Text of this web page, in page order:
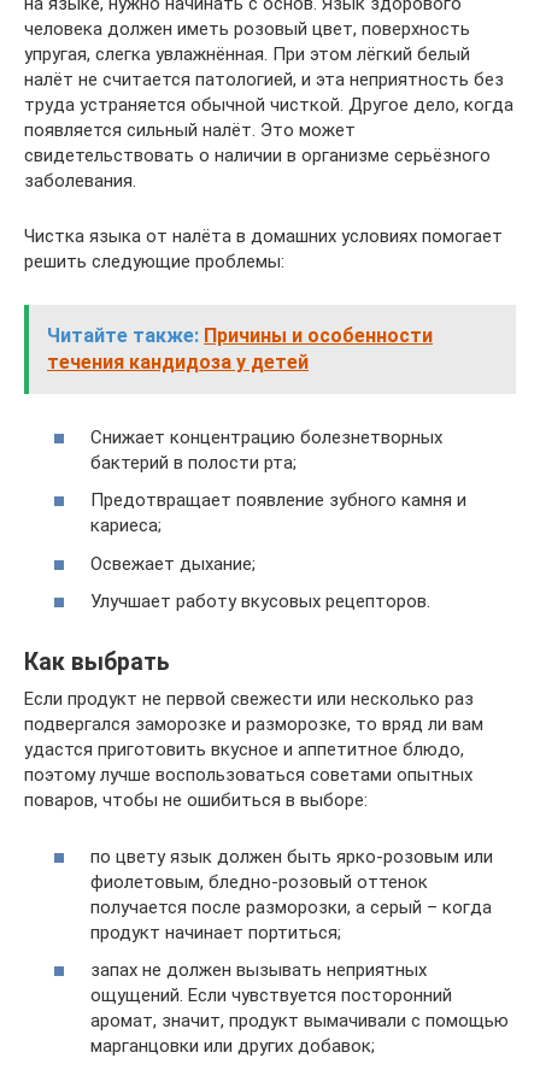
человека должен иметь розовый цвет, поверхность
упругая, слегка увлажнённая. При этом лёгкий белый
налёт не считается патологией, и эта неприятность без
труда устраняется обычной чисткой. Другое дело, когда
появляется сильный налёт. Это может
свидетельствовать о наличии в организме серьёзного
заболевания.
Чистка языка от налёта в домашних условиях помогает
решить следующие проблемы:
Читайте также: Причины и особенности
течения кандидоза у детей
Снижает концентрацию болезнетворных
бактерий в полости рта;
Предотвращает появление зубного камня и
кариеса;
Освежает дыхание;
Улучшает работу вкусовых рецепторов.
Как выбрать
Если продукт не первой свежести или несколько раз
подвергался заморозке и разморозке, то вряд ли вам
удастся приготовить вкусное и аппетитное блюдо,
поэтому лучше воспользоваться советами опытных
поваров, чтобы не ошибиться в выборе:
по цвету язык должен быть ярко-розовым или
фиолетовым, бледно-розовый оттенок
получается после разморозки, а серый – когда
продукт начинает портиться;
запах не должен вызывать неприятных
ощущений. Если чувствуется посторонний
аромат, значит, продукт вымачивали с помощью
марганцовки или других добавок;